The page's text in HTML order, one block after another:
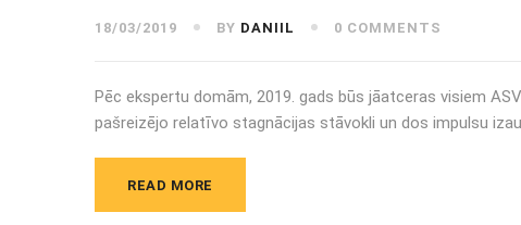
18/03/2019 BY DANIIL 0 COMMENTS
Pēc ekspertu domām, 2019. gads būs jāatceras visiem
pašreizējo relatīvo stagnācijas stāvokli un dos impulsu
READ MORE